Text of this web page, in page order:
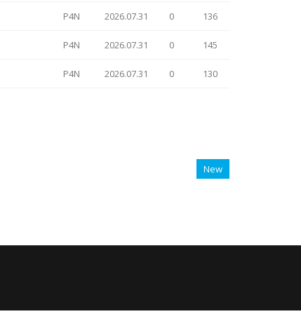
P4N 2026.07.31 0 136
P4N 2026.07.31 0 145
P4N 2026.07.31 0 130
New